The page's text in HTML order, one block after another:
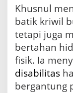
Khusnul
batik kriwil
tetapi juga
bertahan
fisik. Ia
disabilitas
bergantung